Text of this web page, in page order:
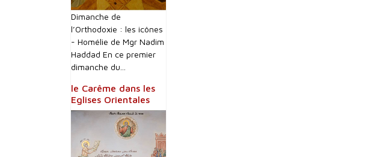
Dimanche de
l’Orthodoxie : les icônes
- Homélie de Mgr Nadim
Haddad En ce premier
dimanche du...
le Carême dans les
Eglises Orientales